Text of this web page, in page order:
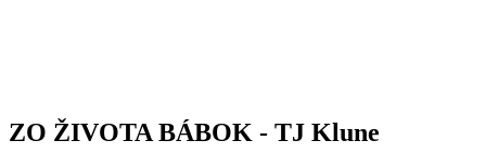
ZO ŽIVOTA BÁBOK - TJ Klune